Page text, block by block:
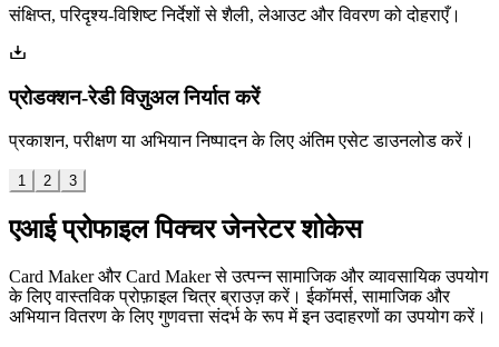
संक्षिप्त, परिदृश्य-विशिष्ट निर्देशों से शैली, लेआउट और विवरण को दोहराएँ।
प्रोडक्शन-रेडी विज़ुअल निर्यात करें
प्रकाशन, परीक्षण या अभियान निष्पादन के लिए अंतिम एसेट डाउनलोड करें।
1 2 3
एआई प्रोफाइल पिक्चर जेनरेटर शोकेस
Card Maker और Card Maker से उत्पन्न सामाजिक और व्यावसायिक उपयोग
के लिए वास्तविक प्रोफ़ाइल चित्र ब्राउज़ करें। ईकॉमर्स, सामाजिक और
अभियान वितरण के लिए गुणवत्ता संदर्भ के रूप में इन उदाहरणों का उपयोग करें।